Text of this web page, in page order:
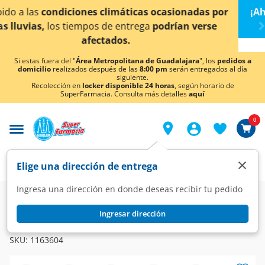
< div class="carousel-inner">
por
¡Ahora también en Aguascalientes! Da clic aquí
conocer detalles.
Si estas fuera del "Área Metropolitana de Guadalajara", los pedidos a
domicilio realizados después de las8:00 pm serán entregados al día
siguiente.
Recolección en locker disponible 24 horas, según horario de
SuperFarmacia. Consulta más detallesaquí
Elige una dirección de entrega
Ingresa una dirección en donde deseas recibir tu pedido
Ingresar dirección
×
0
Farmacia Diabetes y Endocrinas Antidiabéticos
Glitacar-1 15 mg, 30 Tabletas.
SKU: 1163604